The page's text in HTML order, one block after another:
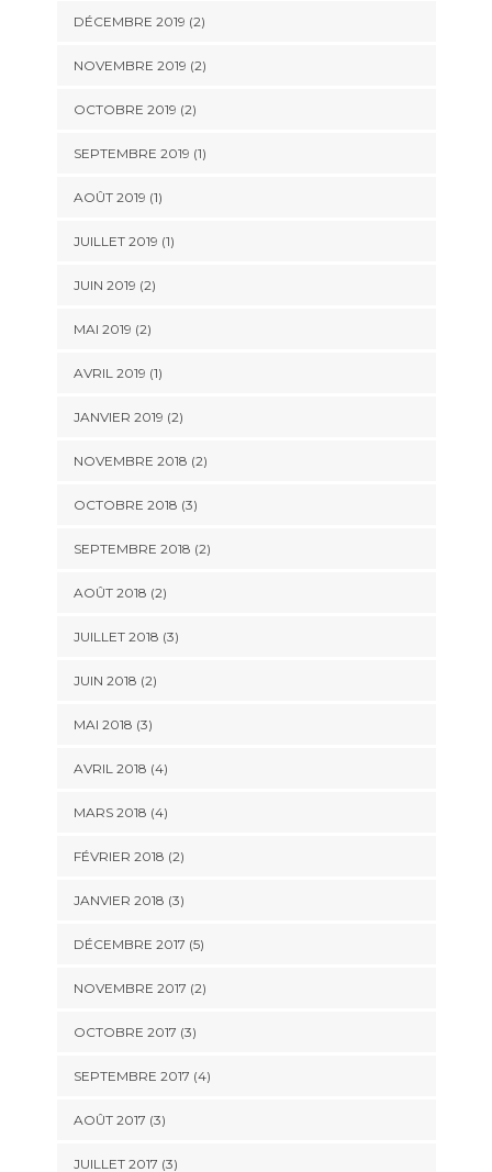
DÉCEMBRE 2019 (2)
NOVEMBRE 2019 (2)
OCTOBRE 2019 (2)
SEPTEMBRE 2019 (1)
AOÛT 2019 (1)
JUILLET 2019 (1)
JUIN 2019 (2)
MAI 2019 (2)
AVRIL 2019 (1)
JANVIER 2019 (2)
NOVEMBRE 2018 (2)
OCTOBRE 2018 (3)
SEPTEMBRE 2018 (2)
AOÛT 2018 (2)
JUILLET 2018 (3)
JUIN 2018 (2)
MAI 2018 (3)
AVRIL 2018 (4)
MARS 2018 (4)
FÉVRIER 2018 (2)
JANVIER 2018 (3)
DÉCEMBRE 2017 (5)
NOVEMBRE 2017 (2)
OCTOBRE 2017 (3)
SEPTEMBRE 2017 (4)
AOÛT 2017 (3)
JUILLET 2017 (3)